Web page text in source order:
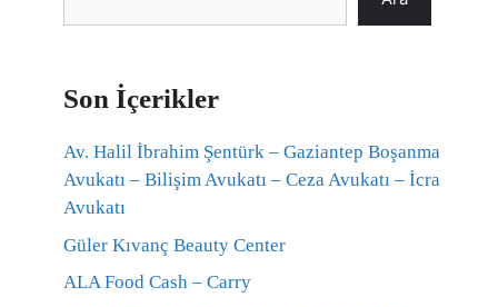
Son İçerikler
Av. Halil İbrahim Şentürk – Gaziantep Boşanma
Avukatı – Bilişim Avukatı – Ceza Avukatı – İcra
Avukatı
Güler Kıvanç Beauty Center
ALA Food Cash – Carry